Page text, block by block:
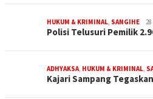
HUKUM & KRIMINAL, SANGIHE
Polisi Telusuri Pemilik
ADHYAKSA, HUKUM & KRIMINAL,
Kajari Sampang